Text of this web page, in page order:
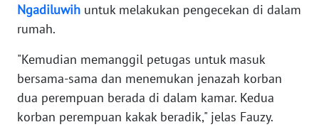
Ngadiluwih untuk melakukan pengecekan di dalam
rumah.
"Kemudian memanggil petugas untuk masuk
bersama-sama dan menemukan jenazah korban
dua perempuan berada di dalam kamar. Kedua
korban perempuan kakak beradik," jelas Fauzy.
WN
JABAR
WN
BANTEN
WN